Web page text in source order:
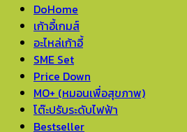
DoHome
เก้าอี้เกมส์
อะไหล่เก้าอี้
SME Set
Price Down
MO+ (หมอนเพื่อสุขภาพ)
โต๊ะปรับระดับไฟฟ้า
Bestseller